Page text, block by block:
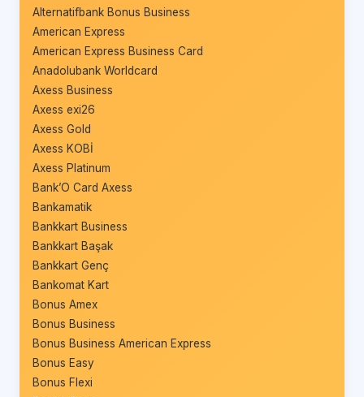
Alternatifbank Bonus Business
American Express
American Express Business Card
Anadolubank Worldcard
Axess Business
Axess exi26
Axess Gold
Axess KOBİ
Axess Platinum
Bank’O Card Axess
Bankamatik
Bankkart Business
Bankkart Başak
Bankkart Genç
Bankomat Kart
Bonus Amex
Bonus Business
Bonus Business American Express
Bonus Easy
Bonus Flexi